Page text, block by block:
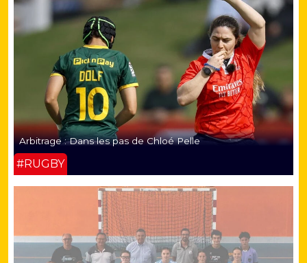
Arbitrage : Dans les pas de Chloé Pelle
#RUGBY